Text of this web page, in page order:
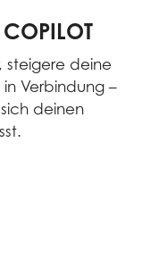
steigere deine
Verbindung –
deinen